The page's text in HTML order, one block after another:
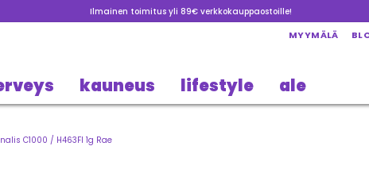
Ilmainen toimitus yli 89€ verkkokauppaostoille!
MYYMÄLÄ
kauneus lifestyle ale
C1000 / H463FI 1g Rae